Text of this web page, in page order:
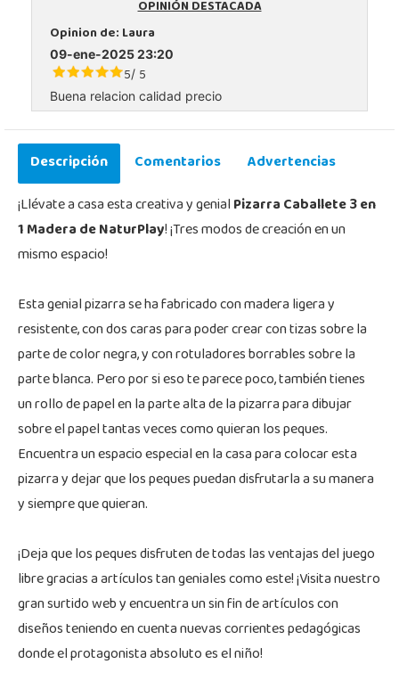
OPINIÓN DESTACADA
Opinion de:Laura
09-ene-2025 23:20
5/ 5
Buena relacion calidad precio
Descripción Comentarios
Advertencias
¡Llévate a casa esta creativa y genialPizarra Caballete 3 en
1 Madera de NaturPlay! ¡Tres modos de creación en un
mismo espacio!
Esta genial pizarra se ha fabricado con madera ligera y
resistente, con dos caras para poder crear con tizas sobre la
parte de color negra, y con rotuladores borrables sobre la
parte blanca. Pero por si eso te parece poco, también tienes
un rollo de papel en la parte alta de la pizarra para dibujar
sobre el papel tantas veces como quieran los peques.
Encuentra un espacio especial en la casa para colocar esta
pizarra y dejar que los peques puedan disfrutarla a su manera
y siempre que quieran.
¡Deja que los peques disfruten de todas las ventajas del juego
libre gracias a artículos tan geniales como este! ¡Visita nuestro
gran surtido web y encuentra un sin fin de artículos con
diseños teniendo en cuenta nuevas corrientes pedagógicas
donde el protagonista absoluto es el niño!